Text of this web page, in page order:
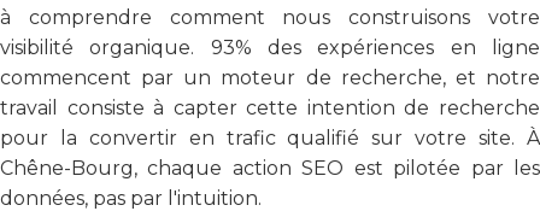
à comprendre comment nous construisons votre
visibilité organique. 93% des expériences en ligne
commencent par un moteur de recherche, et notre
travail consiste à capter cette intention de recherche
pour la convertir en trafic qualifié sur votre site. À
Chêne-Bourg, chaque action SEO est pilotée par les
données, pas par l'intuition.